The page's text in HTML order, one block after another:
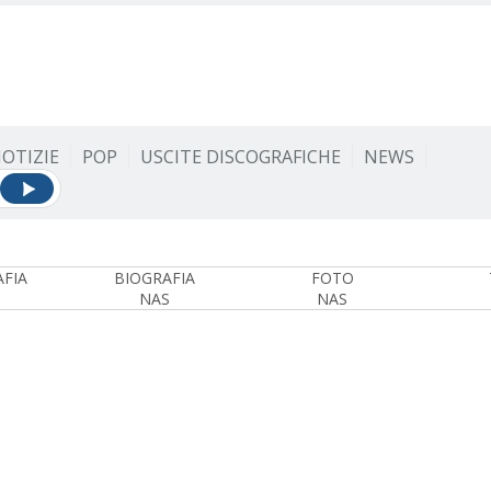
POP USCITE DISCOGRAFICHE NEWS
BIOGRAFIA
NAS
FOTO
NAS